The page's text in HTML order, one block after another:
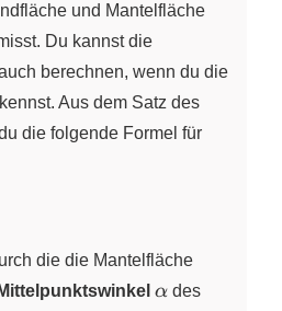
und Mantelfläche
Du kannst die
berechnen, wenn du die
Aus dem Satz des
die folgende Formel für
die die Mantelfläche
Mittelpunktswinkel \alpha
α des